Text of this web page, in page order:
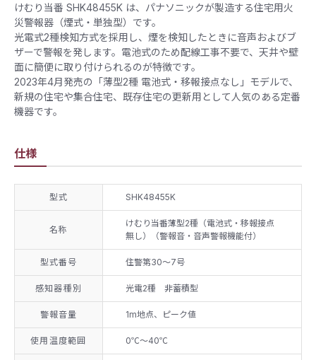
けむり当番 SHK48455K は、パナソニックが製造する住宅用火
災警報器（煙式・単独型）です。
光電式2種検知方式を採用し、煙を検知したときに音声およびブ
ザーで警報を発します。電池式のため配線工事不要で、天井や壁
面に簡便に取り付けられるのが特徴です。
2023年4月発売の「薄型2種 電池式・移報接点なし」モデルで、
新規の住宅や集合住宅、既存住宅の更新用として人気のある定番
機器です。
仕様
型式 SHK48455K
名称
けむり当番薄型2種（電池式・移報接点
無し）（警報音・音声警報機能付）
型式番号 住警第30～7号
感知器種別 光電2種 非蓄積型
警報音量 1m地点、ピーク値
使用温度範囲 0℃〜40℃